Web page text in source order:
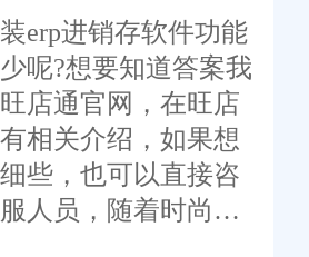
进销存软件功能
呢?想要知道答案我
店通官网，在旺店
相关介绍，如果想
些，也可以直接咨
人员，随着时尚产